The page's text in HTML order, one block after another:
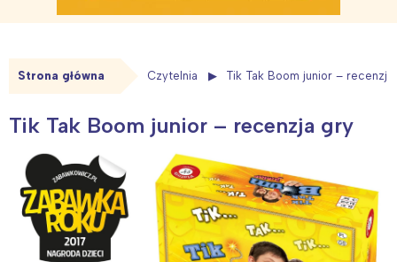
Strona główna Czytelnia Tik Tak Boom junior – recenzja
Tik Tak Boom junior – recenzja gry